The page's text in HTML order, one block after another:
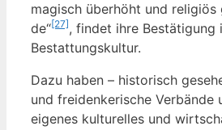
magisch über­höht und
de“[27], fin­det ihre Bestä­ti­gung
Bestattungskultur.
Dazu haben – his­to­risch
und frei­den­ke­ri­sche Ver­bän­de
eige­nes kul­tu­rel­les und